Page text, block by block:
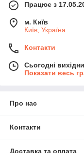
Працює з
м. Київ
Київ, Україна
Контакти
Сьогодні
Показати весь
Про нас
Контакти
Доставка та оплата